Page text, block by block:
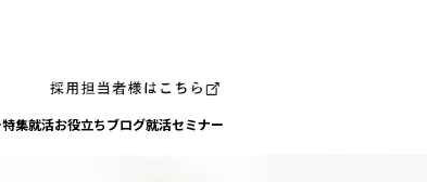
特集就活お役⽴ちブログ就活セミナー